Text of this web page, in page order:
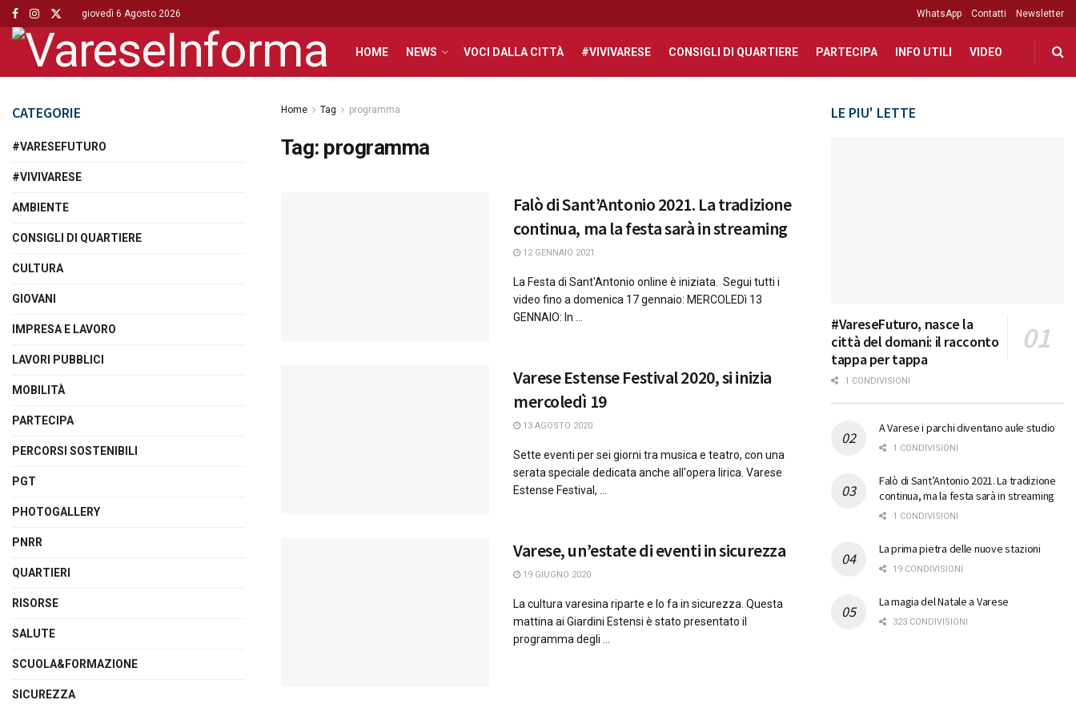
giovedì 6 Agosto 2026 WhatsApp Contatti Newsletter
HOME NEWS VOCI DALLA CITTÀ #VIVIVARESE CONSIGLI DI QUARTIERE PARTECIPA INFO UTILI VIDEO
Home Tag programma
Tag: programma
Falò di Sant’Antonio 2021. La tradizione
continua, ma la festa sarà in streaming
12 GENNAIO 2021
La Festa di Sant'Antonio online è iniziata. Segui tutti i
video fino a domenica 17 gennaio: MERCOLEDì 13
GENNAIO: In ...
Varese Estense Festival 2020, si inizia
mercoledì 19
13 AGOSTO 2020
Sette eventi per sei giorni tra musica e teatro, con una
serata speciale dedicata anche all'opera lirica. Varese
Estense Festival, ...
Varese, un’estate di eventi in sicurezza
19 GIUGNO 2020
La cultura varesina riparte e lo fa in sicurezza. Questa
mattina ai Giardini Estensi è stato presentato il
programma degli ...
CATEGORIE
#VARESEFUTURO
#VIVIVARESE
AMBIENTE
CONSIGLI DI QUARTIERE
CULTURA
GIOVANI
IMPRESA E LAVORO
LAVORI PUBBLICI
MOBILITÀ
PARTECIPA
PERCORSI SOSTENIBILI
PGT
PHOTOGALLERY
PNRR
QUARTIERI
RISORSE
SALUTE
SCUOLA&FORMAZIONE
SICUREZZA
LE PIU' LETTE
#VareseFuturo, nasce la
città del domani: il racconto
tappa per tappa
1 CONDIVISIONI
A Varese i parchi diventano aule studio
1 CONDIVISIONI
Falò di Sant’Antonio 2021. La tradizione
continua, ma la festa sarà in streaming
1 CONDIVISIONI
La prima pietra delle nuove stazioni
19 CONDIVISIONI
La magia del Natale a Varese
323 CONDIVISIONI